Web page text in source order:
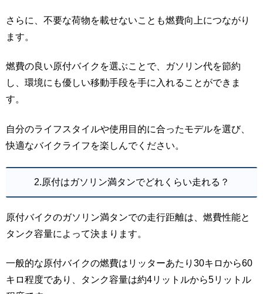
さらに、不要な荷物を載せないことも燃費向上につながり
ます。
燃費の良い原付バイクを選ぶことで、ガソリン代を節約
し、環境にも優しい移動手段を手に入れることができま
す。
自分のライフスタイルや使用目的に合ったモデルを選び、
快適なバイクライフを楽しんでください。
2.原付はガソリン満タンでどれくらい走れる？
原付バイクのガソリン満タンでの走行距離は、燃費性能と
タンク容量によって決まります。
一般的な原付バイクの燃費はリッターあたり30キロから60
キロ程度であり、タンク容量は約4リットルから5リットル